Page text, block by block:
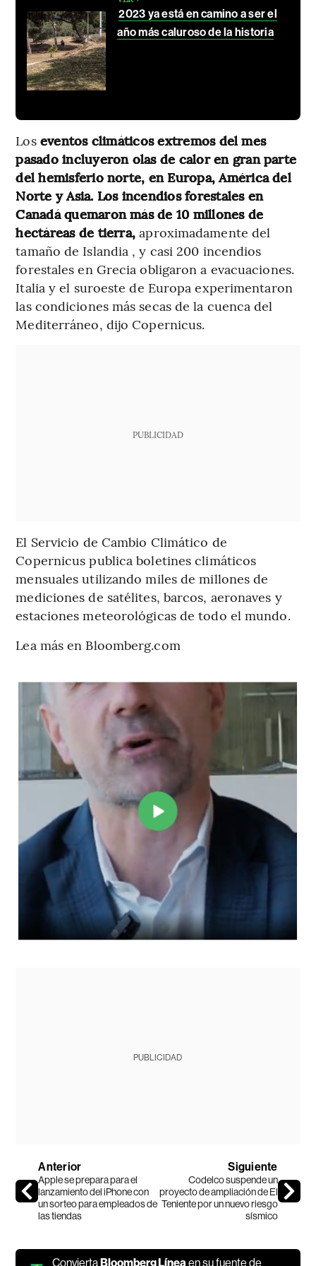
2023 ya está en camino a ser el
año más caluroso de la historia
Los eventos climáticos extremos del mes
pasado incluyeron olas de calor en gran parte
del hemisferio norte, en Europa, América del
Norte y Asia. Los incendios forestales en
Canadá quemaron más de 10 millones de
hectáreas de tierra, aproximadamente del
tamaño de Islandia , y casi 200 incendios
forestales en Grecia obligaron a evacuaciones.
Italia y el suroeste de Europa experimentaron
las condiciones más secas de la cuenca del
Mediterráneo, dijo Copernicus.
PUBLICIDAD
El Servicio de Cambio Climático de
Copernicus publica boletines climáticos
mensuales utilizando miles de millones de
mediciones de satélites, barcos, aeronaves y
estaciones meteorológicas de todo el mundo.
Lea más en Bloomberg.com
PUBLICIDAD
Anterior
Apple se prepara para el
lanzamiento del iPhone con
un sorteo para empleados de
las tiendas
Siguiente
Codelco suspende un
proyecto de ampliación de El
Teniente por un nuevo riesgo
sísmico
Convierta Bloomberg Líneaen su fuente de